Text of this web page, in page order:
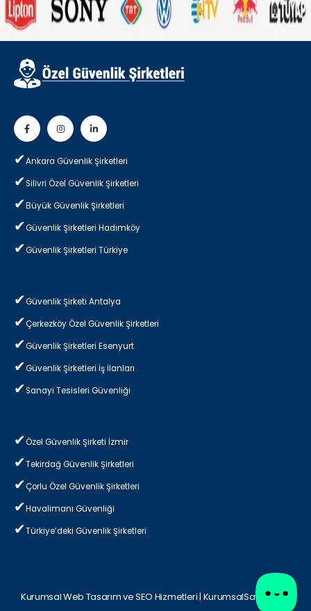
Ankara Güvenlik Şirketleri
Silivri Özel Güvenlik Şirketleri
Büyük Güvenlik Şirketleri
Güvenlik Şirketleri Hadımköy
Güvenlik Şirketleri Türkiye
Güvenlik Şirketi Antalya
Çerkezköy Özel Güvenlik Şirketleri
Güvenlik Şirketleri Esenyurt
Güvenlik Şirketleri İş İlanları
Sanayi Tesisleri Güvenliği
Özel Güvenlik Şirketi İzmir
Tekirdağ Güvenlik Şirketleri
Çorlu Özel Güvenlik Şirketleri
Havalimanı Güvenliği
Türkiye’deki Güvenlik Şirketleri
Kurumsal Web Tasarım ve SEO Hizmetleri | KurumsalSayfa.com